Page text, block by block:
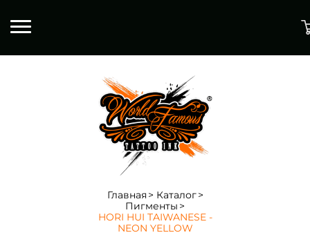
Главная
Каталог
Пигменты
HORI HUI TAIWANESE -
NEON YELLOW